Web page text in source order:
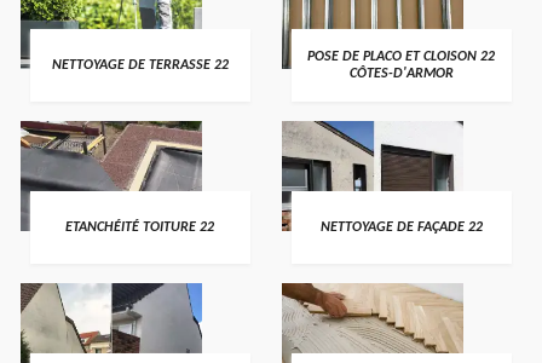
NETTOYAGE DE TERRASSE 22
POSE DE PLACO ET CLOISON 22
CÔTES-D'ARMOR
ETANCHÉITÉ TOITURE 22 NETTOYAGE DE FAÇADE 22